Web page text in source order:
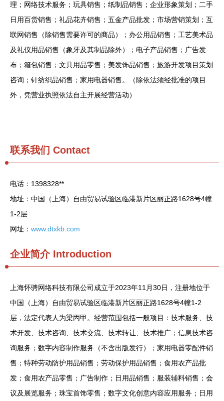
理；网络技术服务；玩具销售；纸制品销售；企业形象策划；二手
日用百货销售；礼品花卉销售；五金产品批发；市场营销策划；互
联网销售（除销售需要许可的商品）；办公用品销售；工艺美术品
及礼仪用品销售（象牙及其制品除外）；电子产品销售；广告发
布；箱包销售；文具用品零售；美发饰品销售；旅游开发项目策划
咨询；针纺织品销售；家用电器销售。（除依法须经批准的项目
外，凭营业执照依法自主开展经营活动）
联系我们 Contact
电话：1398328**
地址：中国（上海）自由贸易试验区临港新片区丽正路1628号4幢
1-2层
网址： www.dtxkb.com
企业简介Introduction
上海怀骋网络科技有限公司成立于2023年11月30日，注册地位于
中国（上海）自由贸易试验区临港新片区丽正路1628号4幢1-2
层，法定代表人为梁丙甲。经营范围包括一般项目：技术服务、技
术开发、技术咨询、技术交流、技术转让、技术推广；信息技术咨
询服务；数字内容制作服务（不含出版发行）；家用电器零配件销
售；特种劳动防护用品销售；劳动保护用品销售；食用农产品批
发；食用农产品零售；广告制作；日用品销售；服装辅料销售；会
议及展览服务；珠宝首饰零售；数字文化创意内容应用服务；日用